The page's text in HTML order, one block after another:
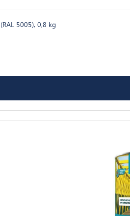
5005), 0,8 kg